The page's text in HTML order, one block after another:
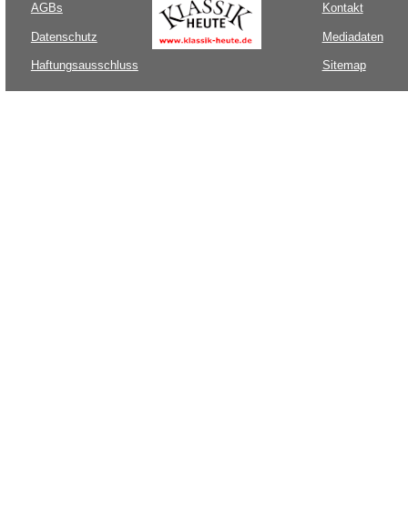
AGBs
Datenschutz
Haftungsausschluss
Kontakt
Mediadaten
Sitemap